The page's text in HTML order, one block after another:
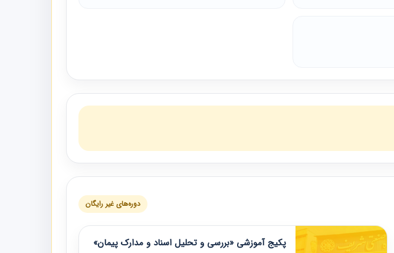
دوره‌های غیر رایگان
پکیج آموزشی «بررسی و تحلیل اسناد و مدارک پیمان»